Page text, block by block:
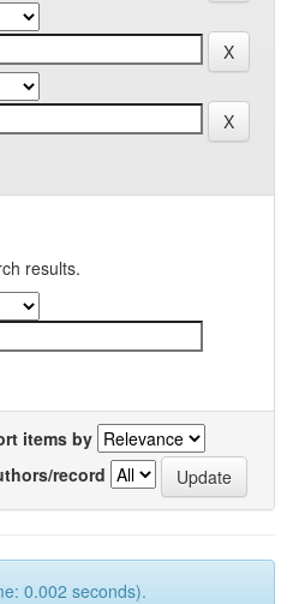
results.
items by
record
0.002 seconds).